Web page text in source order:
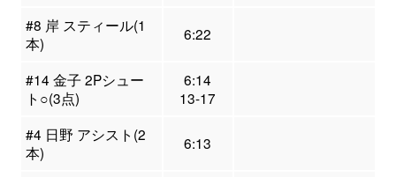
#8 岸 スティール(1
本)
6:22
#14 金子 2Pシュー
ト○(3点)
6:14
13-17
#4 日野 アシスト(2
本)
6:13